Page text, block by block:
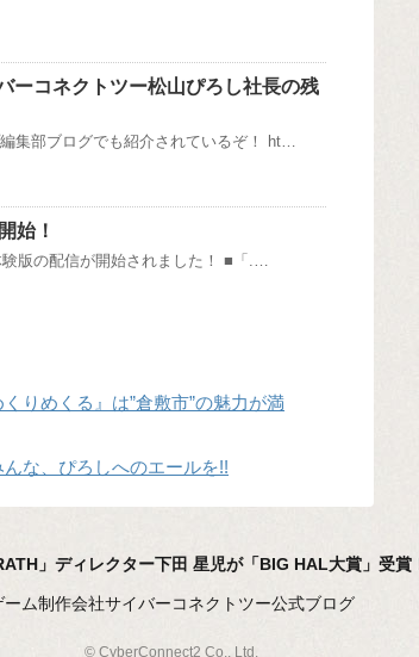
ーコネクトツー松山ぴろし社長の残
集部ブログでも紹介されているぞ！ ht…
始！
版の配信が開始されました！ ■「.…
りめくる』は”倉敷市”の魅力が満
な、ぴろしへのエールを!!
」ディレクター下田 星児が「BIG HAL大賞」受
ーム制作会社サイバーコネクトツー公式ブログ
© CyberConnect2 Co., Ltd.